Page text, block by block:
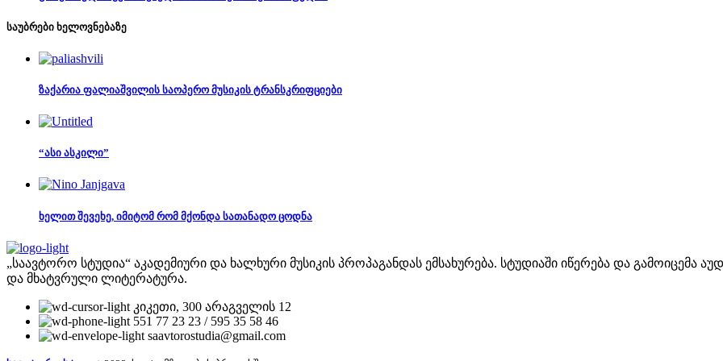
საუბრები ხელოვნებაზე
ზაქარია ფალიაშვილის საოპერო მუსიკის ტრანსკრიფციები
“ასი ასკილი”
ხელით შევეხე, იმიტომ რომ მქონდა სათანადო ცოდნა
„საავტორო სტუდია“ აკადემიური და ხალხური მუსიკის პროპაგანდას ემსახურება. სტუდიაში იწერება და გამოიცემა
და მხატვრული ლიტერატურა.
კიკეთი, 300 არაგველის 12
551 77 23 23 / 595 35 58 46
saavtorostudia@gmail.com